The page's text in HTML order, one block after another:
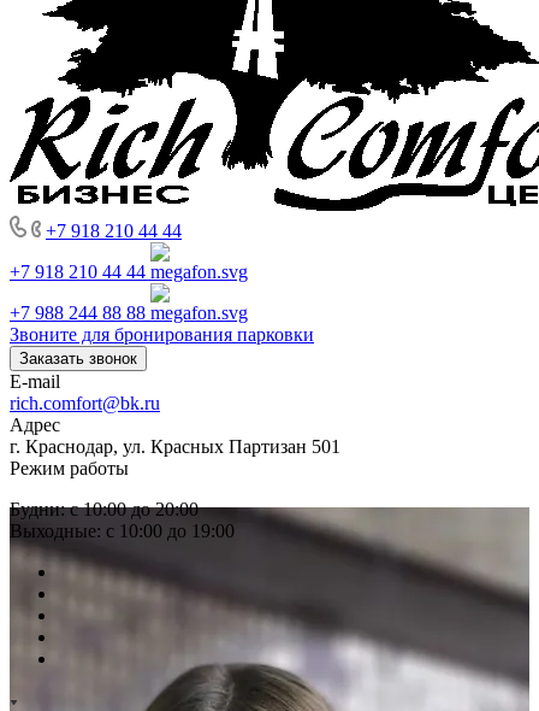
+7 918 210 44 44
+7 918 210 44 44
+7 988 244 88 88
Звоните для бронирования парковки
Заказать звонок
E-mail
rich.comfort@bk.ru
Адрес
г. Краснодар, ул. Красных Партизан 501
Режим работы
Будни: с 10:00 до 20:00
Выходные: с 10:00 до 19:00